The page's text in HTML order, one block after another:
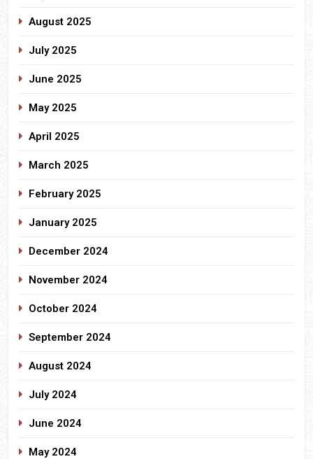
August 2025
July 2025
June 2025
May 2025
April 2025
March 2025
February 2025
January 2025
December 2024
November 2024
October 2024
September 2024
August 2024
July 2024
June 2024
May 2024